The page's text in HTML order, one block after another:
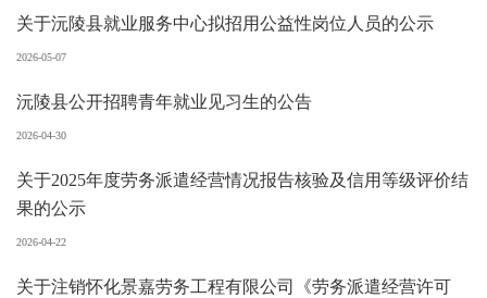
关于沅陵县就业服务中心拟招用公益性岗位人员的公示
2026-05-07
沅陵县公开招聘青年就业见习生的公告
2026-04-30
关于2025年度劳务派遣经营情况报告核验及信用等级评价结
果的公示
2026-04-22
关于注销怀化景嘉劳务工程有限公司《劳务派遣经营许可